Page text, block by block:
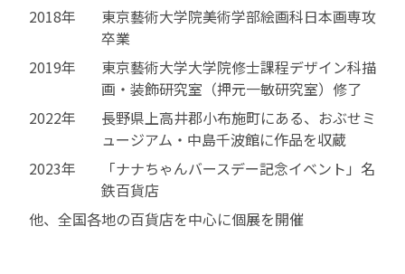
2018年
東京藝術大学院美術学部絵画科日本画専攻
卒業
2019年
東京藝術大学大学院修士課程デザイン科描
画・装飾研究室（押元一敏研究室）修了
2022年
長野県上高井郡小布施町にある、おぶせミ
ュージアム・中島千波館に作品を収蔵
2023年
「ナナちゃんバースデー記念イベント」名
鉄百貨店
他、全国各地の百貨店を中心に個展を開催